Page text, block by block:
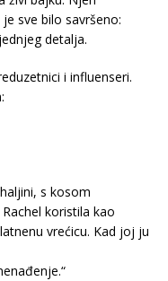
sve bilo savršeno:
detalja.
i influenseri.
s kosom
koristila kao
vrećicu. Kad joj ju